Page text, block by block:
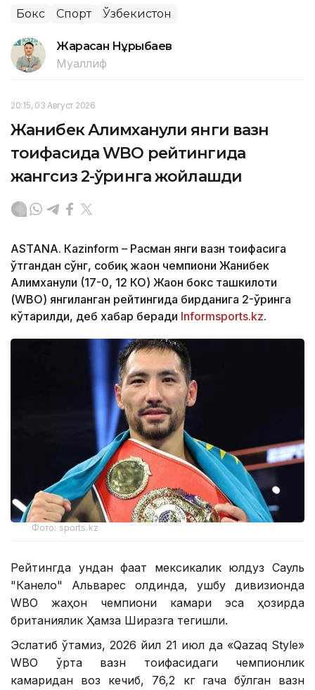
Бокс Спорт Ўзбекистон
Жарасқан Нұрыбаев
Муаллиф
20:15, 03 Август 2026
Жанибек Алимханули янги вазн
тоифасида WBO рейтингида
жангсиз 2-ўринга жойлашди
ASTANА. Кazinform – Расман янги вазн тоифасига
ўтгандан сўнг, собиқ жаҳон чемпиони Жанибек
Алимханули (17-0, 12 КО) Жаҳон бокс ташкилоти
(WBО) янгиланган рейтингида бирданига 2-ўринга
кўтарилди, деб хабар беради Informsports.kz.
Фото: sports.kz
Рейтингда ундан фақат мексикалик юлдуз Сауль
"Канело" Альварес олдинда, ушбу дивизионда
WBО жаҳон чемпиони камари эса ҳозирда
британиялик Ҳамза Ширазга тегишли.
Эслатиб ўтамиз, 2026 йил 21 июл да «Qazaq Style»
WВО ўрта вазн тоифасидаги чемпионлик
камаридан воз кечиб, 76,2 кг гача бўлган вазн